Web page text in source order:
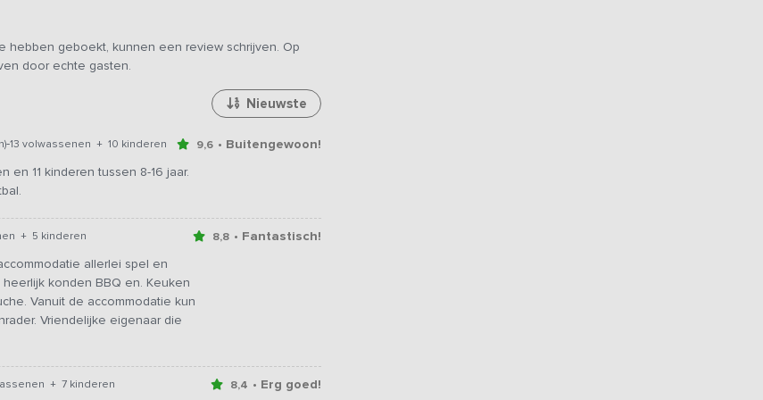
hebben geboekt, kunnen een review schrijven. Op
door echte gasten.
Nieuwste
-13 volwassenen + 10 kinderen 9,6 • Buitengewoon!
11 kinderen tussen 8-16 jaar.
+ 5 kinderen 8,8 • Fantastisch!
allerlei spel en
konden BBQ en. Keuken
Vanuit de accommodatie kun
Vriendelijke eigenaar die
+ 7 kinderen 8,4 • Erg goed!